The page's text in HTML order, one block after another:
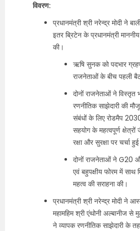
विवरण:
प्रधानमंत्री श्री नरेन्द्र मोदी ने
इतर ब्रिटेन के प्रधानमंत्री
की।
ऋषि सुनक को पदभार
राजनेताओं के बीच पहली
दोनों राजनेताओं ने विस्तृत
रणनीतिक साझेदारी की
संबंधों के लिए रोडमैप
सहयोग के महत्वपूर्ण क्षेत्रों
रक्षा और सुरक्षा पर चर्चा
दोनों राजनेताओं ने G20
एवं बहुपक्षीय फोरम में
महत्व की सराहना की।
प्रधानमंत्री श्री नरेन्द्र मोदी ने
महामहिम श्री एंथोनी अल्बानीज से
ने व्यापक रणनीतिक साझेदारी के